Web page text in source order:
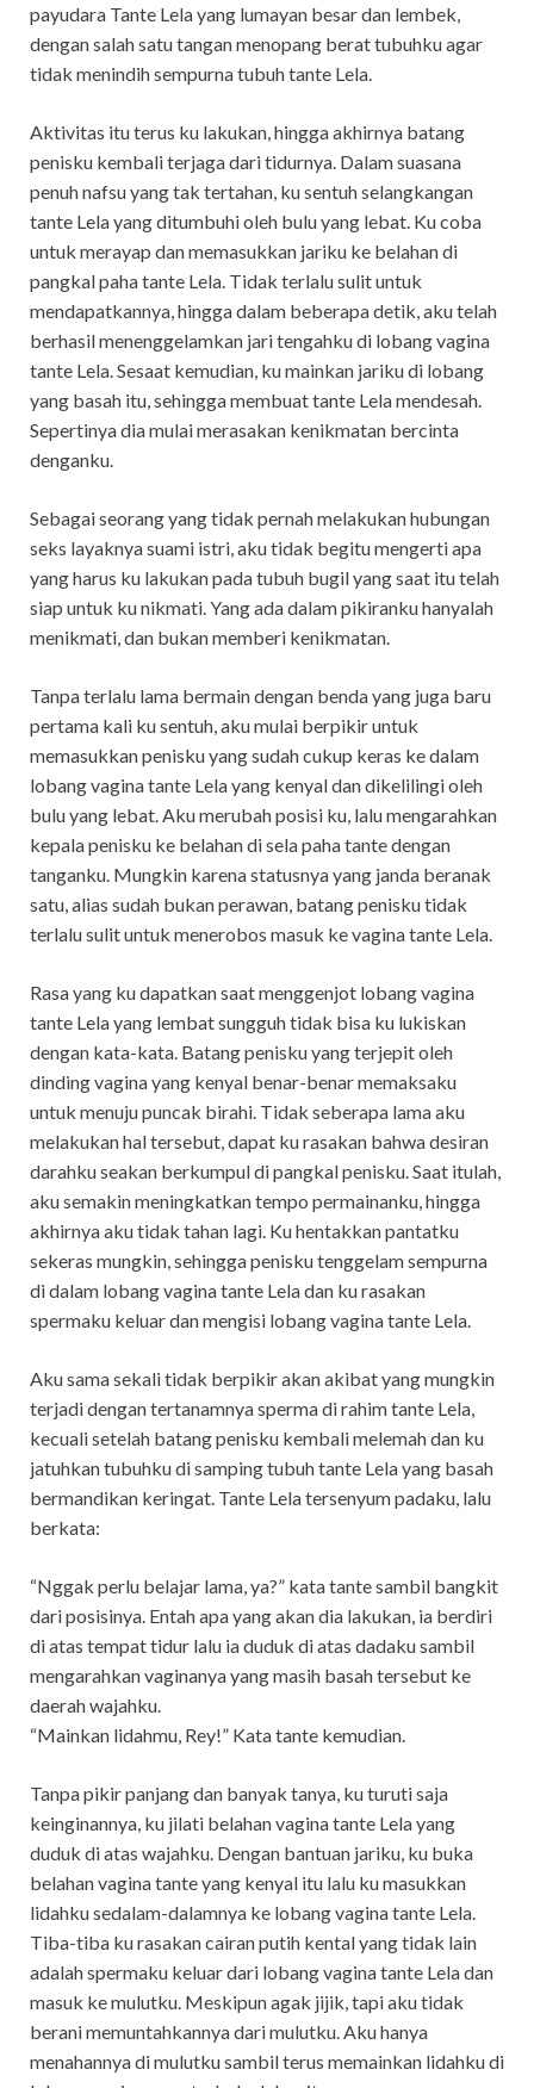
payudara Tante Lela yang lumayan besar dan lembek,
dengan salah satu tangan menopang berat tubuhku agar
tidak menindih sempurna tubuh tante Lela.
Aktivitas itu terus ku lakukan, hingga akhirnya batang
penisku kembali terjaga dari tidurnya. Dalam suasana
penuh nafsu yang tak tertahan, ku sentuh selangkangan
tante Lela yang ditumbuhi oleh bulu yang lebat. Ku coba
untuk merayap dan memasukkan jariku ke belahan di
pangkal paha tante Lela. Tidak terlalu sulit untuk
mendapatkannya, hingga dalam beberapa detik, aku telah
berhasil menenggelamkan jari tengahku di lobang vagina
tante Lela. Sesaat kemudian, ku mainkan jariku di lobang
yang basah itu, sehingga membuat tante Lela mendesah.
Sepertinya dia mulai merasakan kenikmatan bercinta
denganku.
Sebagai seorang yang tidak pernah melakukan hubungan
seks layaknya suami istri, aku tidak begitu mengerti apa
yang harus ku lakukan pada tubuh bugil yang saat itu telah
siap untuk ku nikmati. Yang ada dalam pikiranku hanyalah
menikmati, dan bukan memberi kenikmatan.
Tanpa terlalu lama bermain dengan benda yang juga baru
pertama kali ku sentuh, aku mulai berpikir untuk
memasukkan penisku yang sudah cukup keras ke dalam
lobang vagina tante Lela yang kenyal dan dikelilingi oleh
bulu yang lebat. Aku merubah posisi ku, lalu mengarahkan
kepala penisku ke belahan di sela paha tante dengan
tanganku. Mungkin karena statusnya yang janda beranak
satu, alias sudah bukan perawan, batang penisku tidak
terlalu sulit untuk menerobos masuk ke vagina tante Lela.
Rasa yang ku dapatkan saat menggenjot lobang vagina
tante Lela yang lembat sungguh tidak bisa ku lukiskan
dengan kata-kata. Batang penisku yang terjepit oleh
dinding vagina yang kenyal benar-benar memaksaku
untuk menuju puncak birahi. Tidak seberapa lama aku
melakukan hal tersebut, dapat ku rasakan bahwa desiran
darahku seakan berkumpul di pangkal penisku. Saat itulah,
aku semakin meningkatkan tempo permainanku, hingga
akhirnya aku tidak tahan lagi. Ku hentakkan pantatku
sekeras mungkin, sehingga penisku tenggelam sempurna
di dalam lobang vagina tante Lela dan ku rasakan
spermaku keluar dan mengisi lobang vagina tante Lela.
Aku sama sekali tidak berpikir akan akibat yang mungkin
terjadi dengan tertanamnya sperma di rahim tante Lela,
kecuali setelah batang penisku kembali melemah dan ku
jatuhkan tubuhku di samping tubuh tante Lela yang basah
bermandikan keringat. Tante Lela tersenyum padaku, lalu
berkata:
“Nggak perlu belajar lama, ya?” kata tante sambil bangkit
dari posisinya. Entah apa yang akan dia lakukan, ia berdiri
di atas tempat tidur lalu ia duduk di atas dadaku sambil
mengarahkan vaginanya yang masih basah tersebut ke
daerah wajahku.
“Mainkan lidahmu, Rey!” Kata tante kemudian.
Tanpa pikir panjang dan banyak tanya, ku turuti saja
keinginannya, ku jilati belahan vagina tante Lela yang
duduk di atas wajahku. Dengan bantuan jariku, ku buka
belahan vagina tante yang kenyal itu lalu ku masukkan
lidahku sedalam-dalamnya ke lobang vagina tante Lela.
Tiba-tiba ku rasakan cairan putih kental yang tidak lain
adalah spermaku keluar dari lobang vagina tante Lela dan
masuk ke mulutku. Meskipun agak jijik, tapi aku tidak
berani memuntahkannya dari mulutku. Aku hanya
menahannya di mulutku sambil terus memainkan lidahku di